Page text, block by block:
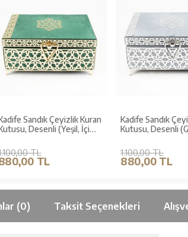
Sandık Çeyizlik Kuran
Desenli (Yeşil, İçi
TL
TL
Kadife Sandık
Kutusu, Desenli
1.100,00 TL
880,00 TL
(0) Taksit Seçenekleri